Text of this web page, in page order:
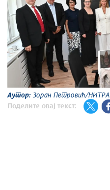
Аутор: Зоран Петровић/НИТРА
Поделите овај текст: